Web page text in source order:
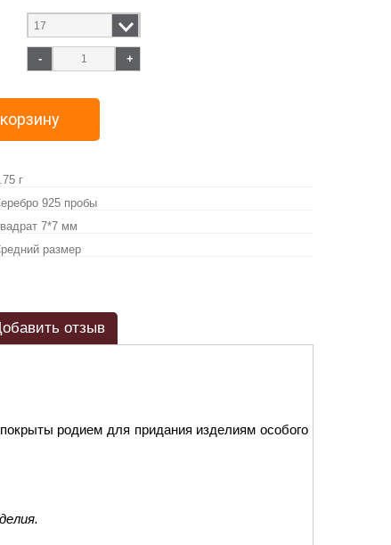
- +
г
925 пробы
7*7 мм
размер
отзыв
родием для придания изделиям особого